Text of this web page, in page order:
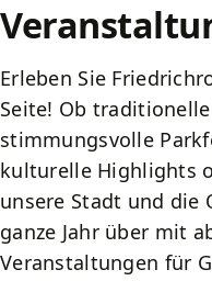
Erleben Sie
Seite! Ob
stimmungsvolle
kulturelle Highlights
unsere Stadt und die
ganze Jahr über mit
Veranstaltungen für
Gastronomie
Unterkünfte
Touristinformationen
Stadtführungen
Ausflugsziele in der
Naturschätze
Naturkonzept
UNESCO Geopark
Kurpark
Terrainkur
Buchbare
Badearzt und
Medizinische
Formulare
Satzungsrecht
Wohnen und Bauen
Finanzen und
Integriertes
Rundgang
Fördermittel zur
Historische
Kindergärten und
Jugend
Begegnungsstätte
Senioren
Vereine